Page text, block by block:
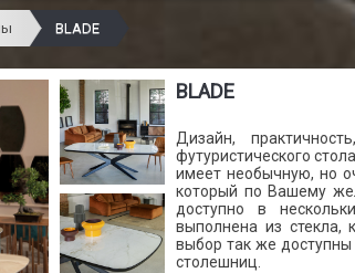
BLADE
BLADE
Дизайн,
футуристического
имеет необычную, но
который по Вашему
доступно в
выполнена из стекла,
выбор так же
столешниц.